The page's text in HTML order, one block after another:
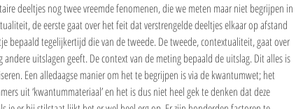
deeltjes nog twee vreemde fenomenen, die we meten maar niet begrijpen in
de eerste gaat over het feit dat verstrengelde deeltjes elkaar op afstand
bepaald tegelijkertijd die van de tweede. De tweede, contextualiteit, gaat over
uitslagen geeft. De context van de meting bepaald de uitslag. Dit alles is
Een alledaagse manier om het te begrijpen is via de kwantumwet; het
uit ‘kwantummateriaal’ en het is dus niet heel gek te denken dat deze